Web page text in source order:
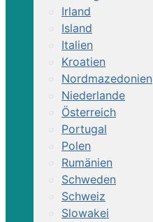
Irland
Island
Italien
Kroatien
Nordmazedonien
Niederlande
Österreich
Portugal
Polen
Rumänien
Schweden
Schweiz
Slowakei